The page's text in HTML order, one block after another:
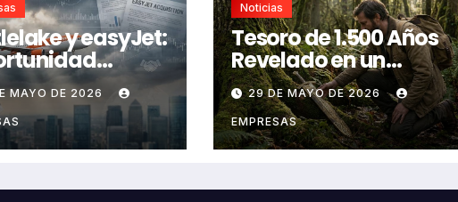
y easyJet:
o riesgo
MAYO DE 2026
Noticias
Tesoro de 1.500 Años
Revelado en un
Monte Ancestral
29 DE MAYO DE 2026
EMPRESAS